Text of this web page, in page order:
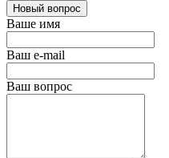
Новый вопрос
Ваше имя
Ваш e-mail
Ваш вопрос